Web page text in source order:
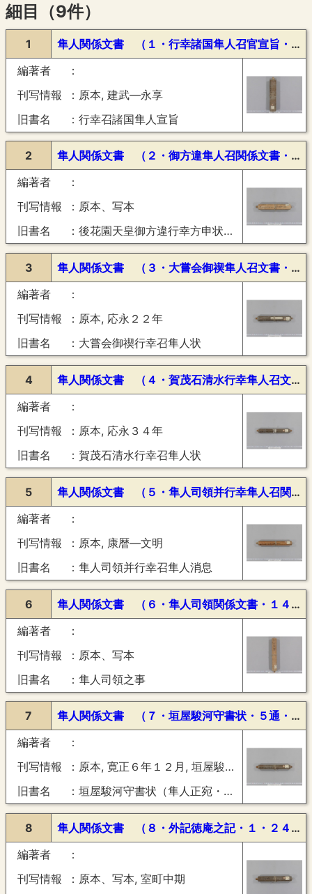
細目（9件）
1
隼人関係文書 （１・行幸諸国隼人召官宣旨・２２通・建武―永享）
編著者
刊写情報
原本, 建武―永享
旧書名
行幸召諸国隼人宣旨
2
隼人関係文書 （２・御方違隼人召関係文書・１９通・御教書・書状・請取状・康正２年・年不詳）
編著者
刊写情報
原本、写本
旧書名
後花園天皇御方違行幸方申状請取等之事（康正２年）
3
隼人関係文書 （３・大嘗会御禊隼人召文書・７通・将軍御教書・応永２２年）
編著者
刊写情報
原本, 応永２２年
旧書名
大嘗会御禊行幸召隼人状
4
隼人関係文書 （４・賀茂石清水行幸隼人召文書・６通・将軍御教書・応永３４年）
編著者
刊写情報
原本, 応永３４年
旧書名
賀茂石清水行幸召隼人状
5
隼人関係文書 （５・隼人司領并行幸隼人召関係文書・８通・綸旨・御教書・康暦―文明）
編著者
刊写情報
原本, 康暦―文明
旧書名
隼人司領并行幸召隼人消息
6
隼人関係文書 （６・隼人司領関係文書・１４通・御教書・渡状・請取状・応安―文正）
編著者
刊写情報
原本、写本
旧書名
隼人司領之事
7
隼人関係文書 （７・垣屋駿河守書状・５通・隼人正宛・寛正６年１２月）
編著者
刊写情報
原本, 寛正６年１２月, 垣屋駿河守自筆
旧書名
垣屋駿河守書状（隼人正宛・寛正６年）
8
隼人関係文書 （８・外記徳庵之記・１・２４通・隼人司領関係他・御教書・消息・女房奉書等・明徳―天文）
編著者
刊写情報
原本、写本, 室町中期